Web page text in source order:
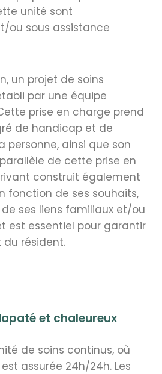
unité sont
ou sous assistance
un projet de soins
par une équipe
prise en charge prend
de handicap et de
personne, ainsi que son
de cette prise en
construit également
fonction de ses souhaits,
ses liens familiaux et/ou
est essentiel pour garantir
du résident.
et chaleureux
de soins continus, où
assurée 24h/24h. Les